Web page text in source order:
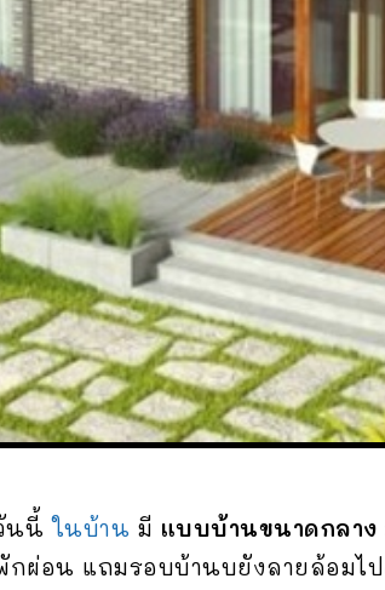
นนี้ในบ้าน มี แบบบ้านขนาดกลาง
ผ่อน แถมรอบบ้านบยังลายล้อมไป